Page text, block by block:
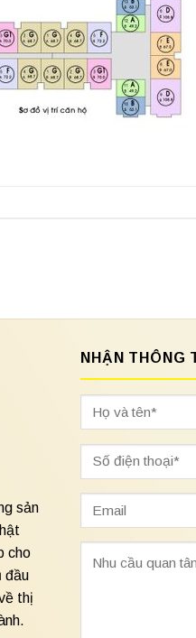
sản
cho
đầu
thị
NHẬN THÔNG